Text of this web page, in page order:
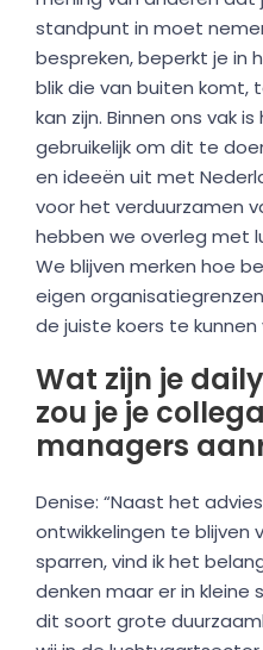
standpunt in moet
bespreken, beperkt je in
blik die van buiten komt,
kan zijn. Binnen ons vak
gebruikelijk om dit te
en ideeën uit met
voor het verduurzamen
hebben we overleg met
We blijven merken hoe
eigen
de juiste koers te kunnen
Wat zijn je
zou je je
managers
Denise: “Naast het
ontwikkelingen te blijven
sparren, vind ik het
denken maar er in kleine
dit soort grote